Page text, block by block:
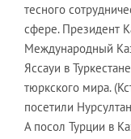
тесного
сфере. Президент
Международный
Яссауи в
тюркского мира.
посетили
А посол Турции в